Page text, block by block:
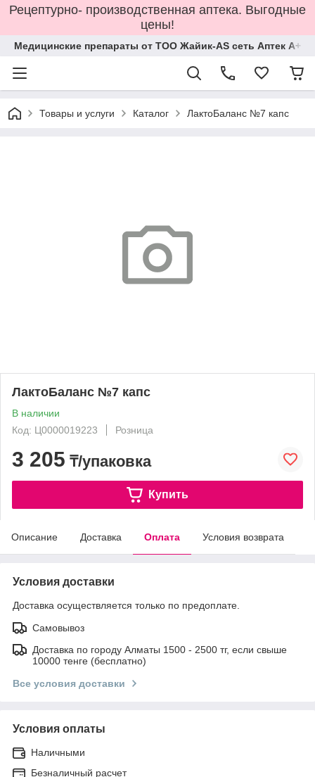
Рецептурно- производственная аптека. Выгодные
цены!
Медицинские препараты от ТОО Жайик-AS сеть Аптек А+
Товары и услуги Каталог ЛактоБаланс №7 капс
ЛактоБаланс №7 капс
В наличии
Код: Ц0000019223
Розница
3 205 ₸/упаковка
Купить
Описание Доставка Оплата Условия возврата
Условия доставки
Доставка осуществляется только по предоплате.
Самовывоз
Доставка по городу Алматы 1500 - 2500 тг, если свыше
10000 тенге (бесплатно)
Все условия доставки
Условия оплаты
Наличными
Безналичный расчет